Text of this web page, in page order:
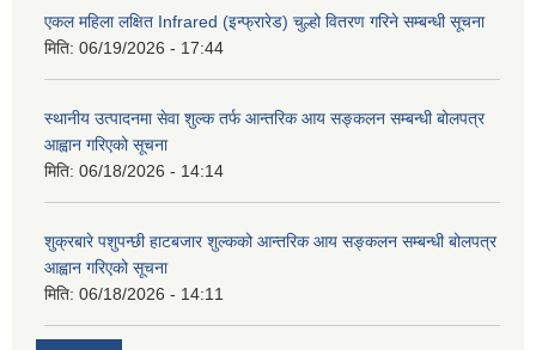
एकल महिला लक्षित Infrared (इन्फ्रारेड) चुल्हो वितरण गरिने सम्बन्धी सूचना
मिति: 06/19/2026 - 17:44
स्थानीय उत्पादनमा सेवा शुल्क तर्फ आन्तरिक आय सङ्कलन सम्बन्धी बोलपत्र
आह्वान गरिएको सूचना
मिति: 06/18/2026 - 14:14
शुक्रबारे पशुपन्छी हाटबजार शुल्कको आन्तरिक आय सङ्कलन सम्बन्धी बोलपत्र
आह्वान गरिएको सूचना
मिति: 06/18/2026 - 14:11